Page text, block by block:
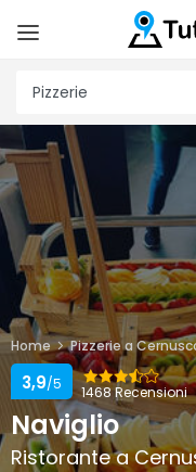
Home Pizzerie a
1468 Recensioni
3,9/5
Naviglio
Ristorante a